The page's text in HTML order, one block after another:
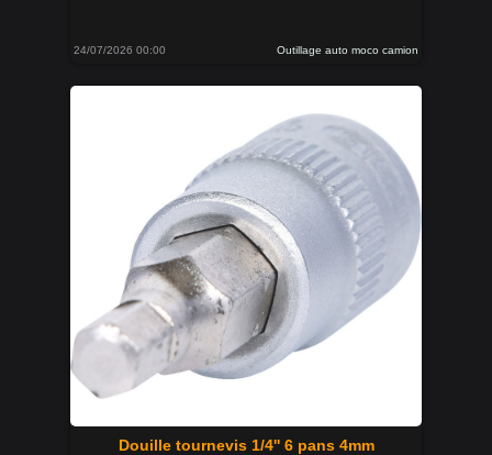
24/07/2026 00:00 Outillage auto moco camion
Douille tournevis 1/4'' 6 pans 4mm